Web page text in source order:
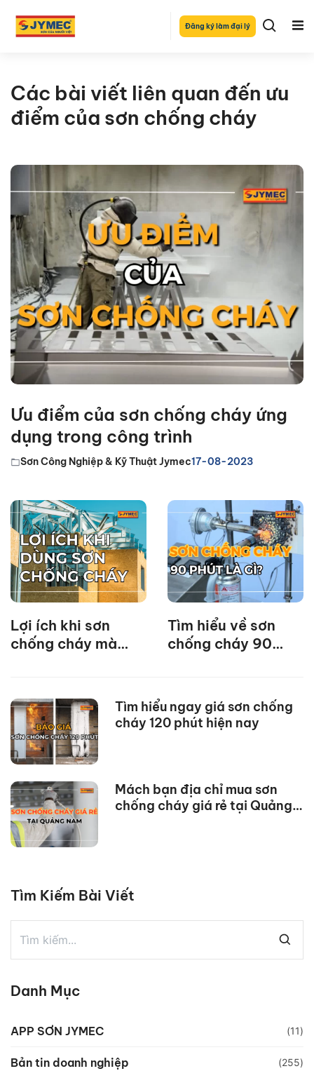
Đăng ký làm đại lý
Các bài viết liên quan đến ưu
điểm của sơn chống cháy
Ưu điểm của sơn chống cháy ứng
dụng trong công trình
Sơn Công Nghiệp & Kỹ Thuật Jymec17-08-2023
Lợi ích khi sơn
chống cháy mà
Tìm hiểu về sơn
chống cháy 90
Tìm hiểu ngay giá sơn chống
cháy 120 phút hiện nay
Mách bạn địa chỉ mua sơn
chống cháy giá rẻ tại Quảng
Tìm Kiếm Bài Viết
Danh Mục
APP SƠN JYMEC (11)
Bản tin doanh nghiệp (255)